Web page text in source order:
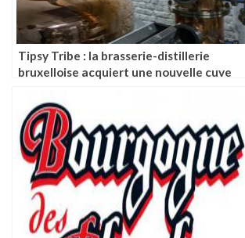
Tipsy Tribe : la brasserie-distillerie
bruxelloise acquiert une nouvelle cuve